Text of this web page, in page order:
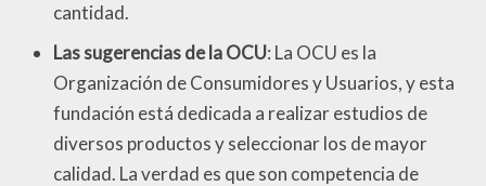
cantidad.
Las sugerencias de la OCU: La OCU es la
Organización de Consumidores y Usuarios, y esta
fundación está dedicada a realizar estudios de
diversos productos y seleccionar los de mayor
calidad. La verdad es que son competencia de